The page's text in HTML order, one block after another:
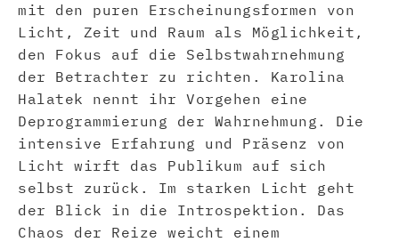
mit den puren Erscheinungsformen von
Licht, Zeit und Raum als Möglichkeit,
den Fokus auf die Selbstwahrnehmung
der Betrachter zu richten. Karolina
Halatek nennt ihr Vorgehen eine
Deprogrammierung der Wahrnehmung. Die
intensive Erfahrung und Präsenz von
Licht wirft das Publikum auf sich
selbst zurück. Im starken Licht geht
der Blick in die Introspektion. Das
Chaos der Reize weicht einem